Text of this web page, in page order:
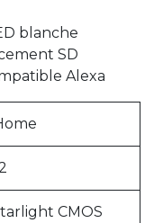
blanche
SD
Alexa
CMOS